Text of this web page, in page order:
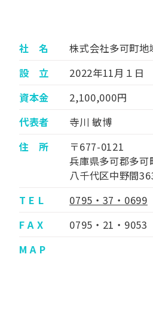
社 名
株式会社多可町地
設 立
2022年11月１日
資本金
2,100,000円
代表者
寺川 敏博
住 所
〒677-0121
兵庫県多可郡多可
八千代区中野間
T E L
0795・37・0699
F A X
0795・21・9053
M A P